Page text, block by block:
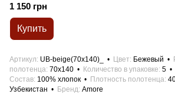
1 150 грн
Купить
Артикул UB-beige(70x140)_ Цвет Бежевый
полотенца 70x140 Количество в упаковке 5
Состав 100% хлопок Плотность полотенца
Узбекистан
Бренд Amore